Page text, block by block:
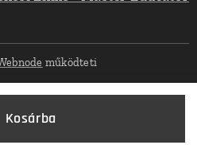
Kosárba
működteti